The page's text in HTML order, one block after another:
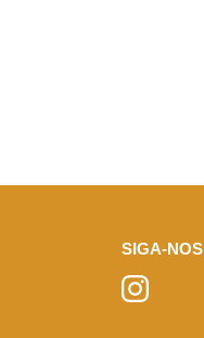
SIGA-NOS